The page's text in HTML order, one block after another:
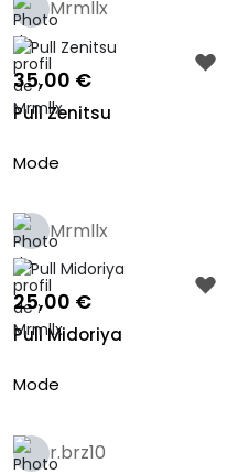
Mrmllx
35,00 €
Pull Zenitsu
Mode
Mrmllx
25,00 €
Pull Midoriya
Mode
r.brz10